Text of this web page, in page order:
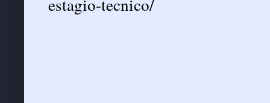
estagio-tecnico/